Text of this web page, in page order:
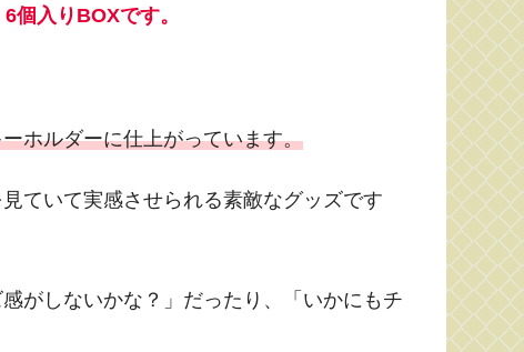
入りBOXです。
ホルダーに仕上がっています。
ていて実感させられる素敵なグッズです
がしないかな？」だったり、「いかにもチ